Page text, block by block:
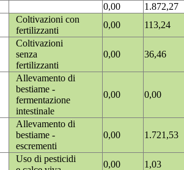
0,00
1.872,27
Coltivazioni con
fertilizzanti
0,00
113,24
Coltivazioni
senza
fertilizzanti
0,00 36,46
Allevamento di
bestiame -
fermentazione
intestinale
0,00 0,00
Allevamento di
bestiame -
escrementi
0,00 1.721,53
Uso di pesticidi
0,00 1,03